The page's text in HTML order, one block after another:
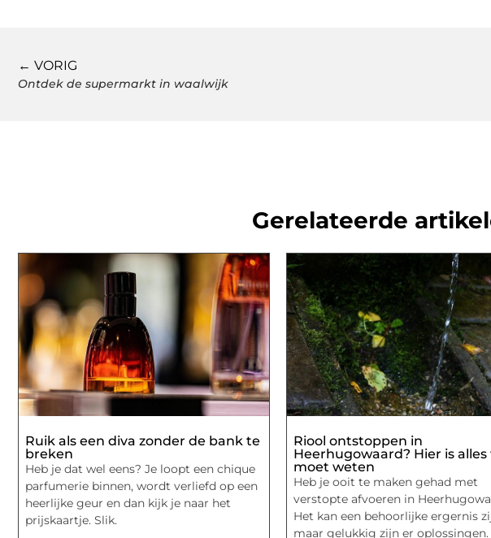
← VORIG
Ontdek de supermarkt in waalwijk
Gerelateerde
Ruik als een diva zonder de bank te
breken
Heb je dat wel eens? Je loopt een chique
parfumerie binnen, wordt verliefd op een
heerlijke geur en dan kijk je naar het
prijskaartje. Slik.
Riool ontstoppen in
Heerhugowaard? Hier is alles
moet weten
Heb je ooit te maken gehad met
verstopte afvoeren in
Het kan een behoorlijke ergernis
maar gelukkig zijn er